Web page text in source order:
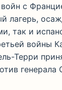
с
лагерь,
так и
войны
Терри
генерала